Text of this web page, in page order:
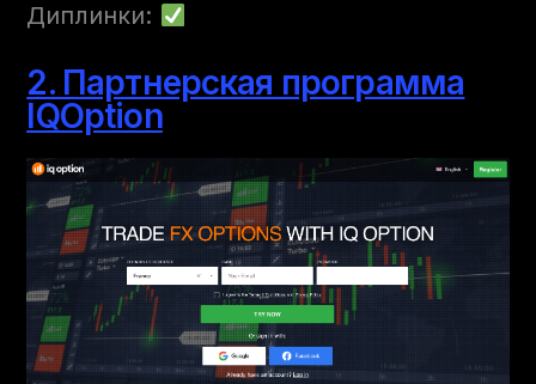
Диплинки:
2. Партнерская программа
IQOption